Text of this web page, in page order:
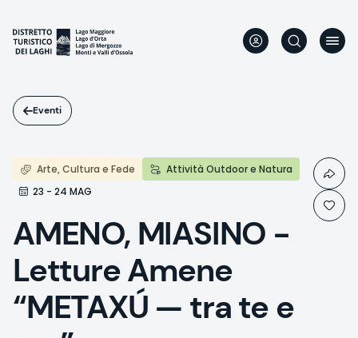
contenuto
principale
Eventi
Arte, Cultura e Fede
Attività Outdoor e Natura
23 - 24 MAG
AMENO, MIASINO -
Letture Amene
“METAXÚ — tra te e